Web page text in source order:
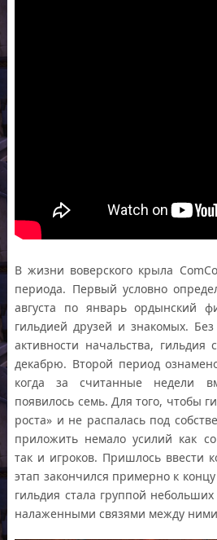
В жизни воверского крыла
периода. Первый условно
августа по январь ордынский
гильдией друзей и знакомых.
активности начальства, гильдия
декабрю. Второй период
когда за считанные недели
появилось семь. Для того, чтобы
роста» и не распалась под
приложить немало усилий как
так и игроков. Пришлось ввести
этап закончился примерно к
гильдия стала группой
налаженными связями между